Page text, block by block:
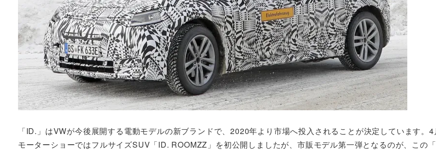
「ID.」はVWが今後展開する電動モデルの新ブランドで、2020年より市場へ投入されることが決定しています。
モーターショーではフルサイズSUV「ID. ROOMZZ」を初公開しましたが、市販モデル第一弾となるのが、この